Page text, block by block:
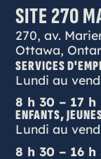
SITE 270
270, av.
Ottawa,
SERVICES
Lundi au
8 h 30 – 17 h
ENFANTS,
Lundi au
8 h 30 – 16 h